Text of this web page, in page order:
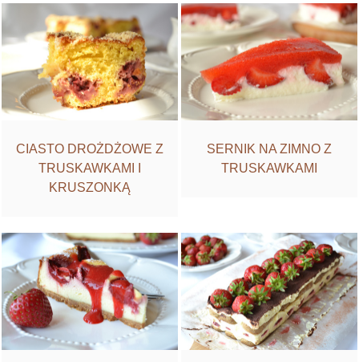
CIASTO DROŻDŻOWE Z
TRUSKAWKAMI I
KRUSZONKĄ
SERNIK NA ZIMNO Z
TRUSKAWKAMI